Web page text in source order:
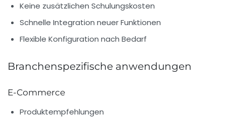
Keine zusätzlichen Schulungskosten
Schnelle Integration neuer Funktionen
Flexible Konfiguration nach Bedarf
Branchenspezifische anwendungen
E-Commerce
Produktempfehlungen